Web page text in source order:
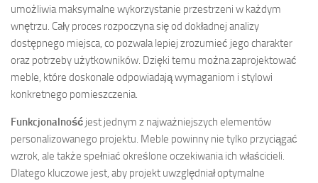
umożliwia maksymalne wykorzystanie przestrzeni w każdym
wnętrzu. Cały proces rozpoczyna się od dokładnej analizy
dostępnego miejsca, co pozwala lepiej zrozumieć jego charakter
oraz potrzeby użytkowników. Dzięki temu można zaprojektować
meble, które doskonale odpowiadają wymaganiom i stylowi
konkretnego pomieszczenia.
Funkcjonalność jest jednym z najważniejszych elementów
personalizowanego projektu. Meble powinny nie tylko przyciągać
wzrok, ale także spełniać określone oczekiwania ich właścicieli.
Dlatego kluczowe jest, aby projekt uwzględniał optymalne